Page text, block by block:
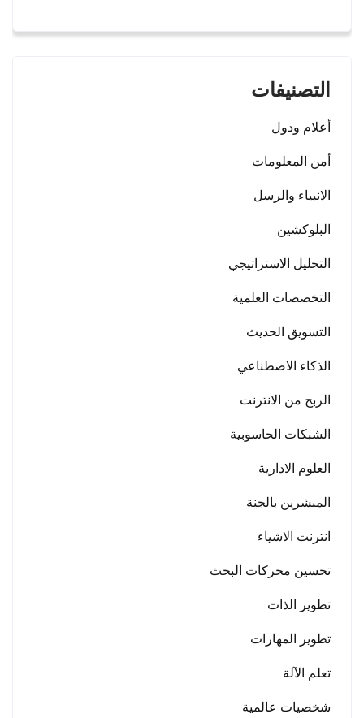
التصنيفات
أعلام ودول
أمن المعلومات
الانبياء والرسل
البلوكشين
التحليل الاستراتيجي
التخصصات العلمية
التسويق الحديث
الذكاء الاصطناعي
الربح من الانترنت
الشبكات الحاسوبية
العلوم الادارية
المبشرين بالجنة
انترنت الاشياء
تحسين محركات البحث
تطوير الذات
تطوير المهارات
تعلم الآلة
شخصيات عالمية